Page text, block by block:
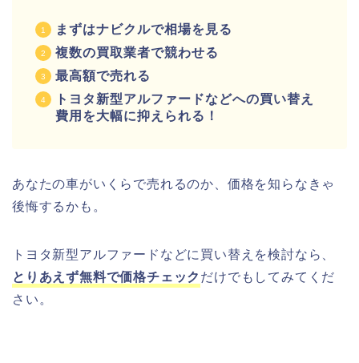
まずはナビクルで相場を見る
複数の買取業者で競わせる
最高額で売れる
トヨタ新型アルファードなどへの買い替え
費用を大幅に抑えられる！
あなたの車がいくらで売れるのか、価格を知らなきゃ
後悔するかも。
トヨタ新型アルファードなどに買い替えを検討なら、
とりあえず無料で価格チェック だけでもしてみてくだ
さい。